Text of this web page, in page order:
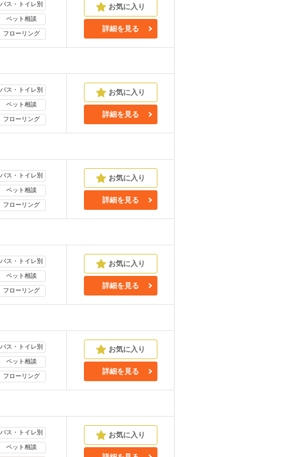
バス・トイレ別
ペット相談
フローリング
詳細を見る
バス・トイレ別
ペット相談
フローリング
詳細を見る
バス・トイレ別
ペット相談
フローリング
詳細を見る
バス・トイレ別
ペット相談
フローリング
詳細を見る
バス・トイレ別
ペット相談
フローリング
詳細を見る
バス・トイレ別
ペット相談